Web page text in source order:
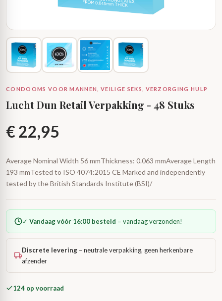
CONDOOMS VOOR MANNEN, VEILIGE SEKS, VERZORGING HULP
Lucht Dun Retail Verpakking - 48 Stuks
€22,95
Average Nominal Width 56 mmThickness: 0.063 mmAverage Length
193 mmTested to ISO 4074:2015 CE Marked and independently
tested by the British Standards Institute (BSI)/
✓ Vandaag vóór 16:00 besteld = vandaag verzonden!
Discrete levering – neutrale verpakking, geen herkenbare
afzender
124 op voorraad